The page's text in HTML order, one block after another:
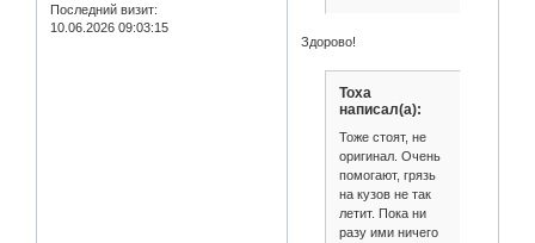
Последний визит:
10.06.2026 09:03:15
Здорово!
Toxa
написал(а):
Тоже стоят, не
оригинал. Очень
помогают, грязь
на кузов не так
летит. Пока ни
разу ими ничего